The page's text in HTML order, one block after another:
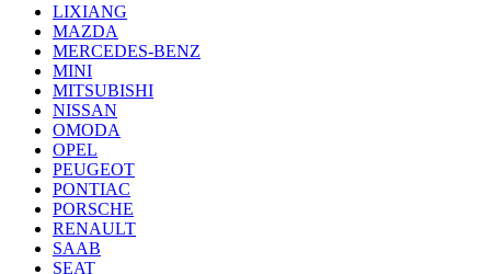
LIXIANG
MAZDA
MERCEDES-BENZ
MINI
MITSUBISHI
NISSAN
OMODA
OPEL
PEUGEOT
PONTIAC
PORSCHE
RENAULT
SAAB
SEAT